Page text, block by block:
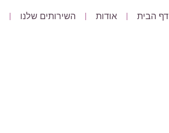
דף הבית אודות השירותים שלנו